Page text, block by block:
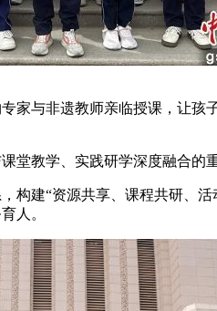
与非遗教师亲临授课，让孩
教学、实践研学深度融合的
建“资源共享、课程共研、活
人。